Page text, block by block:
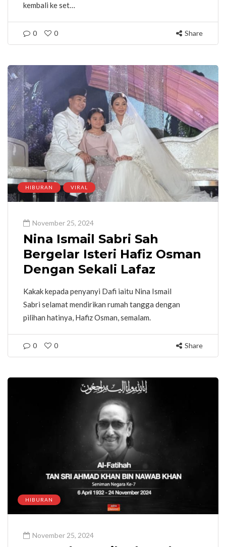
kembali ke set…
0 0 Share
HIBURAN VIRAL
November 25, 2024
Nina Ismail Sabri Sah
Bergelar Isteri Hafiz Osman
Dengan Sekali Lafaz
Kakak kepada penyanyi Dafi iaitu Nina Ismail
Sabri selamat mendirikan rumah tangga dengan
pilihan hatinya, Hafiz Osman, semalam.
0 0 Share
HIBURAN
November 25, 2024